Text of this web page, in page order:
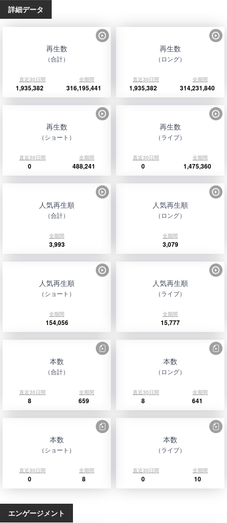
詳細データ
再生数
（合計）
直近30日間 全期間
1,935,382 316,195,441
再生数
（ロング）
直近30日間 全期間
1,935,382 314,231,840
再生数
（ショート）
直近30日間 全期間
0 488,241
再生数
（ライブ）
直近30日間 全期間
0 1,475,360
人気再生順
（合計）
全期間
3,993
人気再生順
（ロング）
全期間
3,079
人気再生順
（ショート）
全期間
154,056
人気再生順
（ライブ）
全期間
15,777
本数
（合計）
直近30日間 全期間
8 659
本数
（ロング）
直近30日間 全期間
8 641
本数
（ショート）
直近30日間 全期間
0 8
本数
（ライブ）
直近30日間 全期間
0 10
エンゲージメント